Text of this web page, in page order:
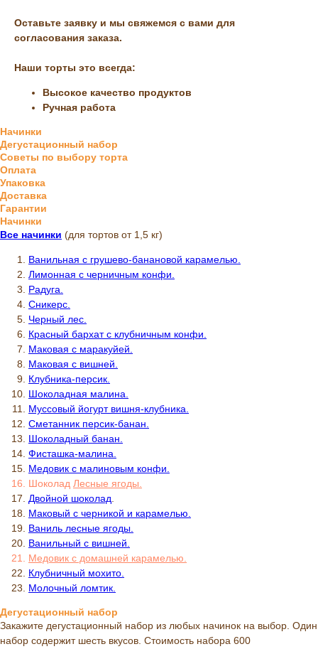
Оставьте заявку и мы свяжемся с вами для
согласования заказа.
Наши торты это всегда:
Высокое качество продуктов
Ручная работа
Начинки
Дегустационный набор
Советы по выбору торта
Оплата
Упаковка
Доставка
Гарантии
Начинки
Все начинки (для тортов от 1,5 кг)
Ванильная с грушево-банановой карамелью.
Лимонная с черничным конфи.
Радуга.
Сникерс.
Черный лес.
Красный бархат с клубничным конфи.
Маковая с маракуйей.
Маковая с вишней.
Клубника-персик.
Шоколадная малина.
Муссовый йогурт вишня-клубника.
Сметанник персик-банан.
Шоколадный банан.
Фисташка-малина.
Медовик с малиновым конфи.
Шоколад Лесные ягоды.
Двойной шоколад.
Маковый с черникой и карамелью.
Ваниль лесные ягоды.
Ванильный с вишней.
Медовик с домашней карамелью.
Клубничный мохито.
Молочный ломтик.
Дегустационный набор
Закажите дегустационный набор из любых начинок на выбор. Один
набор содержит шесть вкусов. Стоимость набора 600